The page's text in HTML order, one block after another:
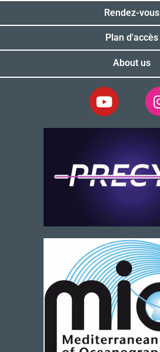
Rendez-vous
Plan d'accès
About us